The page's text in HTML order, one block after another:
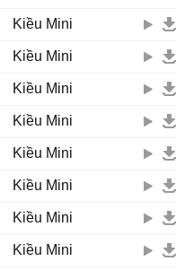
Kiều Mini
Kiều Mini
Kiều Mini
Kiều Mini
Kiều Mini
Kiều Mini
Kiều Mini
Kiều Mini